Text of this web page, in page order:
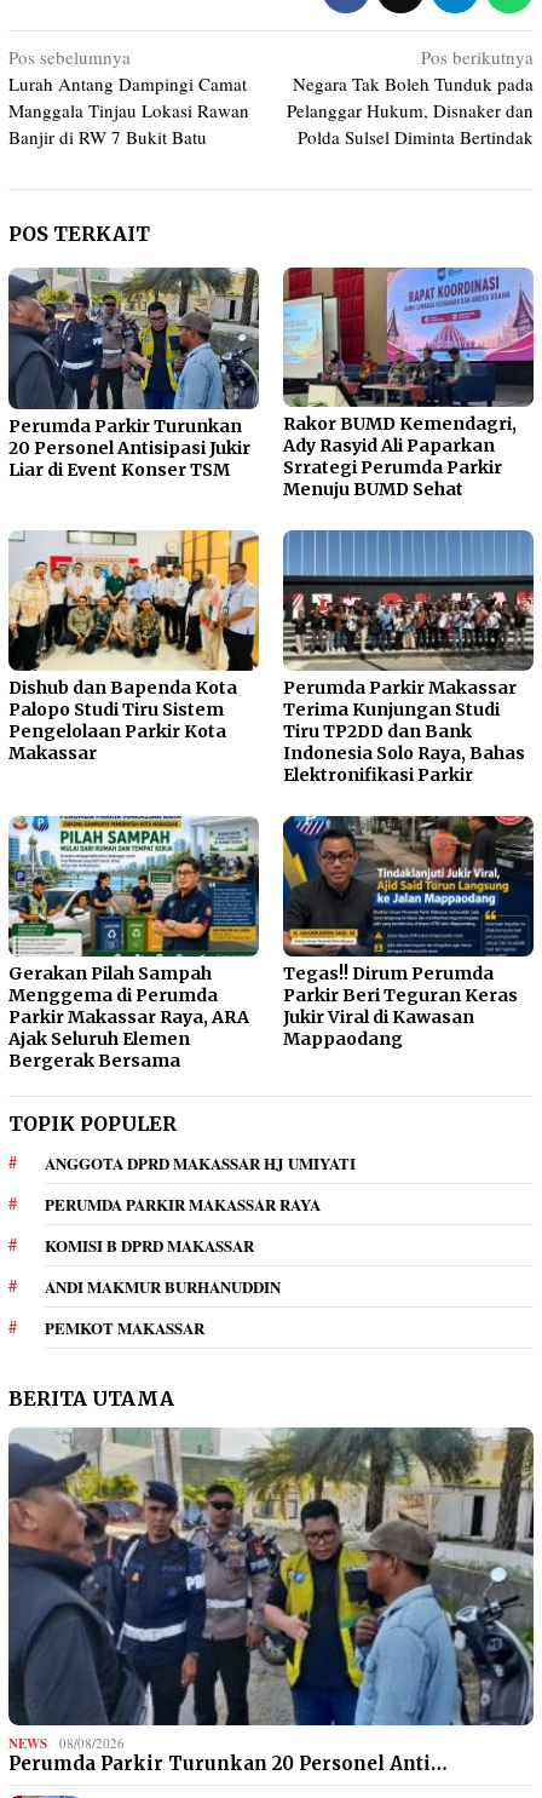
Navigasi
pos
Pos sebelumnya
Lurah Antang Dampingi Camat
Manggala Tinjau Lokasi Rawan
Banjir di RW 7 Bukit Batu
Pos berikutnya
Negara Tak Boleh Tunduk pada
Pelanggar Hukum, Disnaker dan
Polda Sulsel Diminta Bertindak
POS TERKAIT
Perumda Parkir Turunkan
20 Personel Antisipasi Jukir
Liar di Event Konser TSM
Rakor BUMD Kemendagri,
Ady Rasyid Ali Paparkan
Srrategi Perumda Parkir
Menuju BUMD Sehat
Dishub dan Bapenda Kota
Palopo Studi Tiru Sistem
Pengelolaan Parkir Kota
Makassar
Perumda Parkir Makassar
Terima Kunjungan Studi
Tiru TP2DD dan Bank
Indonesia Solo Raya, Bahas
Elektronifikasi Parkir
Gerakan Pilah Sampah
Menggema di Perumda
Parkir Makassar Raya, ARA
Ajak Seluruh Elemen
Bergerak Bersama
Tegas!! Dirum Perumda
Parkir Beri Teguran Keras
Jukir Viral di Kawasan
Mappaodang
TOPIK POPULER
ANGGOTA DPRD MAKASSAR HJ UMIYATI
PERUMDA PARKIR MAKASSAR RAYA
KOMISI B DPRD MAKASSAR
ANDI MAKMUR BURHANUDDIN
PEMKOT MAKASSAR
BERITA UTAMA
NEWS 08/08/2026
Perumda Parkir Turunkan 20 Personel Anti…